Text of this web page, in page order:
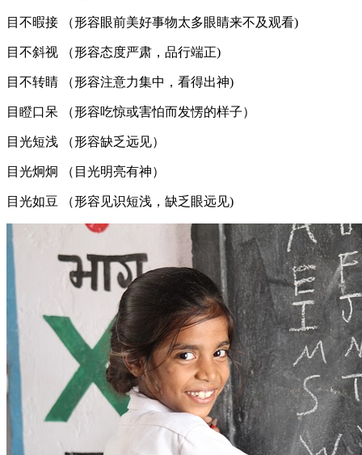
目不暇接 （形容眼前美好事物太多眼睛来不及观看)
目不斜视 （形容态度严肃，品行端正)
目不转睛 （形容注意力集中，看得出神)
目瞪口呆 （形容吃惊或害怕而发愣的样子）
目光短浅 （形容缺乏远见）
目光炯炯 （目光明亮有神）
目光如豆 （形容见识短浅，缺乏眼远见)